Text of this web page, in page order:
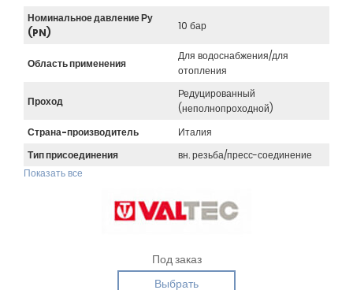
Номинальное давление Ру
(PN)
10 бар
Область применения
Для водоснабжения/для
отопления
Проход
Редуцированный
(неполнопроходной)
Страна-производитель
Италия
Тип присоединения
вн. резьба/пресс-соединение
Показать все
Под заказ
Выбрать